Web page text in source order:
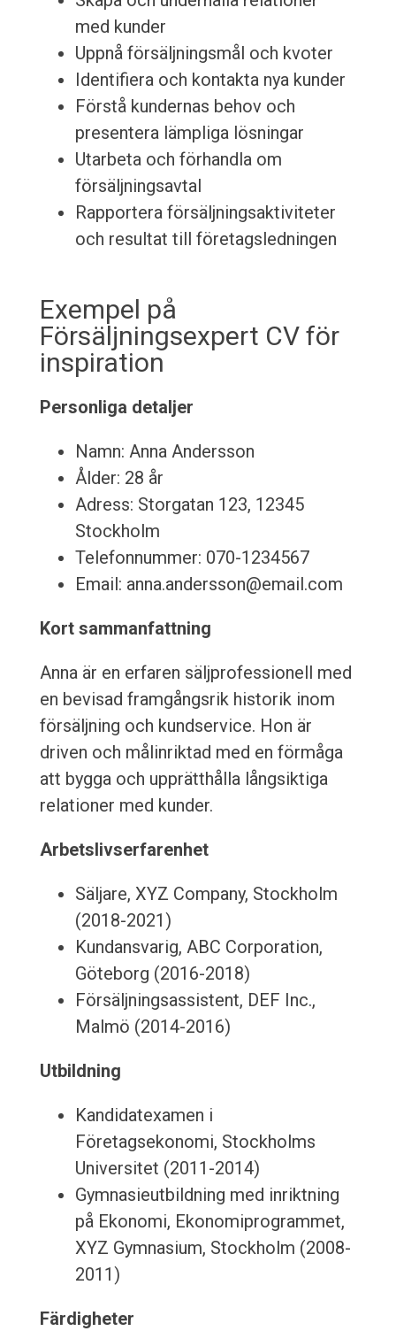
med kunder
Uppnå försäljningsmål och kvoter
Identifiera och kontakta nya kunder
Förstå kundernas behov och
presentera lämpliga lösningar
Utarbeta och förhandla om
försäljningsavtal
Rapportera försäljningsaktiviteter
och resultat till företagsledningen
Exempel på
Försäljningsexpert CV för
inspiration
Personliga detaljer
Namn: Anna Andersson
Ålder: 28 år
Adress: Storgatan 123, 12345
Stockholm
Telefonnummer: 070-1234567
Email: anna.andersson@email.com
Kort sammanfattning
Anna är en erfaren säljprofessionell med
en bevisad framgångsrik historik inom
försäljning och kundservice. Hon är
driven och målinriktad med en förmåga
att bygga och upprätthålla långsiktiga
relationer med kunder.
Arbetslivserfarenhet
Säljare, XYZ Company, Stockholm
(2018-2021)
Kundansvarig, ABC Corporation,
Göteborg (2016-2018)
Försäljningsassistent, DEF Inc.,
Malmö (2014-2016)
Utbildning
Kandidatexamen i
Företagsekonomi, Stockholms
Universitet (2011-2014)
Gymnasieutbildning med inriktning
på Ekonomi, Ekonomiprogrammet,
XYZ Gymnasium, Stockholm (2008-
2011)
Färdigheter